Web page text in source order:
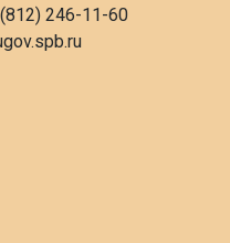
246-11-60